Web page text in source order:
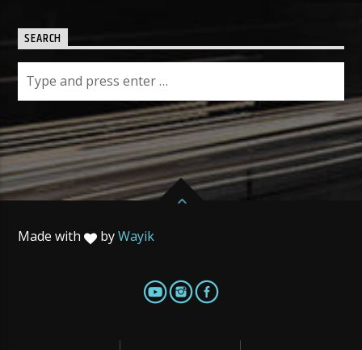
SEARCH
Made with byWayik